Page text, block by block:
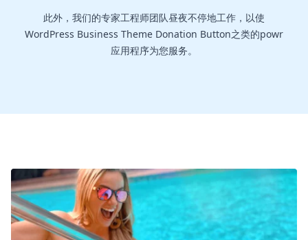
此外，我们的专家工程师团队昼夜不停地工作，以使
WordPress Business Theme Donation Button之类的powr
应用程序为您服务。